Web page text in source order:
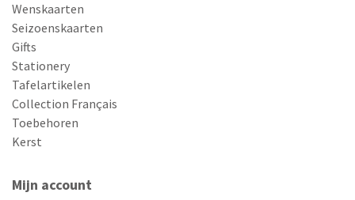
Wenskaarten
Seizoenskaarten
Gifts
Stationery
Tafelartikelen
Collection Français
Toebehoren
Kerst
Mijn account